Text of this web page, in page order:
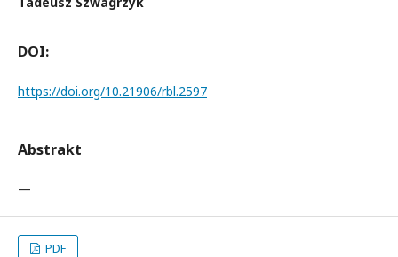
DOI:
https://doi.org/10.21906/rbl.2597
Abstrakt
—
PDF